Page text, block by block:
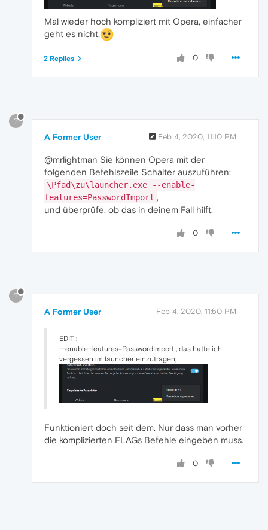
Mal wieder hoch kompliziert mit Opera, einfacher
geht es nicht.
0
2 Replies
?
A Former User Feb 4, 2020, 11:10 PM
@mrlightman Sie können Opera mit der
folgenden Befehlszeile Schalter auszuführen:
\Pfad\zu\launcher.exe --enable-
features=PasswordImport ,
und überprüfe, ob das in deinem Fall hilft.
0
?
A Former User Feb 4, 2020, 11:50 PM
EDIT :
--enable-features=PasswordImport , das hatte ich
vergessen im launcher einzutragen,
Funktioniert doch seit dem. Nur dass man vorher
die komplizierten FLAGs Befehle eingeben muss.
0